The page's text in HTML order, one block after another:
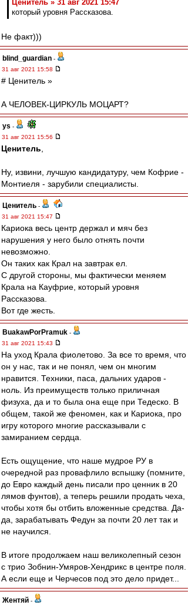
Ценитель » 31 авг 2021 15:47
который уровня Рассказова.
Не факт)))
blind_guardian -
31 авг 2021 15:58
# Ценитель »
А ЧЕЛОВЕК-ЦИРКУЛЬ МОЦАРТ?
ys -
31 авг 2021 15:56
Ценитель
Ну, извини, лучшую кандидатуру, чем Кофрие -
Монтиеля - зарубили специалисты.
Ценитель -
31 авг 2021 15:47
Кариока весь центр держал и мяч без
нарушения у него было отнять почти
невозможно.
Он таких как Крал на завтрак ел.
С другой стороны, мы фактически меняем
Крала на Кауфрие, который уровня
Рассказова.
Вот где жесть.
BuakawPorPramuk -
31 авг 2021 15:43
На уход Крала фиолетово. За все то время, что
он у нас, так и не понял, чем он многим
нравится. Техники, паса, дальних ударов -
ноль. Из преимуществ только приличная
физуха, да и то была она еще при Тедеско. В
общем, такой же феномен, как и Кариока, про
игру которого многие рассказывали с
замиранием сердца.
Есть ощущение, что наше мудрое РУ в
очередной раз провафлило вспышку (помните,
до Евро каждый день писали про ценник в 20
лямов фунтов), а теперь решили продать чеха,
чтобы хотя бы отбить вложенные средства. Да-
да, зарабатывать Федун за почти 20 лет так и
не научился.
В итоге продолжаем наш великолепный сезон
с трио Зобнин-Умяров-Хендрикс в центре поля.
А если еще и Черчесов под это дело придет...
Жентяй -